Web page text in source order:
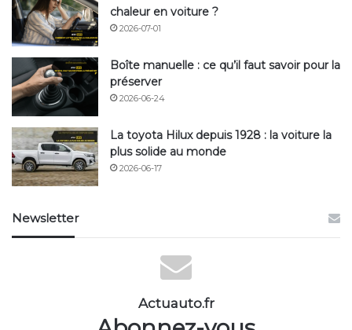
chaleur en voiture ?
2026-07-01
Boîte manuelle : ce qu’il faut savoir pour la
préserver
2026-06-24
La toyota Hilux depuis 1928 : la voiture la
plus solide au monde
2026-06-17
Newsletter
Actuauto.fr